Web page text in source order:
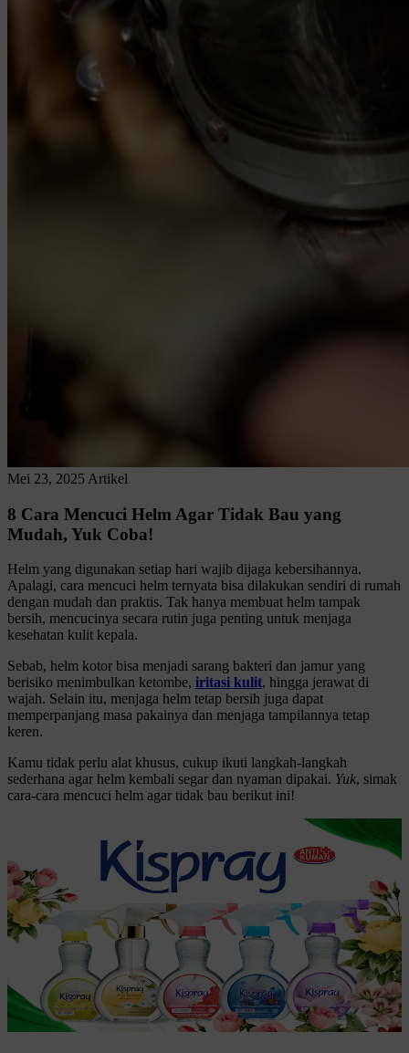
Mei 23, 2025 Artikel
8 Cara Mencuci Helm Agar Tidak Bau yang
Mudah, Yuk Coba!
Helm yang digunakan setiap hari wajib dijaga kebersihannya.
Apalagi, cara mencuci helm ternyata bisa dilakukan sendiri di rumah
dengan mudah dan praktis. Tak hanya membuat helm tampak
bersih, mencucinya secara rutin juga penting untuk menjaga
kesehatan kulit kepala.
Sebab, helm kotor bisa menjadi sarang bakteri dan jamur yang
berisiko menimbulkan ketombe, iritasi kulit, hingga jerawat di
wajah. Selain itu, menjaga helm tetap bersih juga dapat
memperpanjang masa pakainya dan menjaga tampilannya tetap
keren.
Kamu tidak perlu alat khusus, cukup ikuti langkah-langkah
sederhana agar helm kembali segar dan nyaman dipakai. Yuk, simak
cara-cara mencuci helm agar tidak bau berikut ini!